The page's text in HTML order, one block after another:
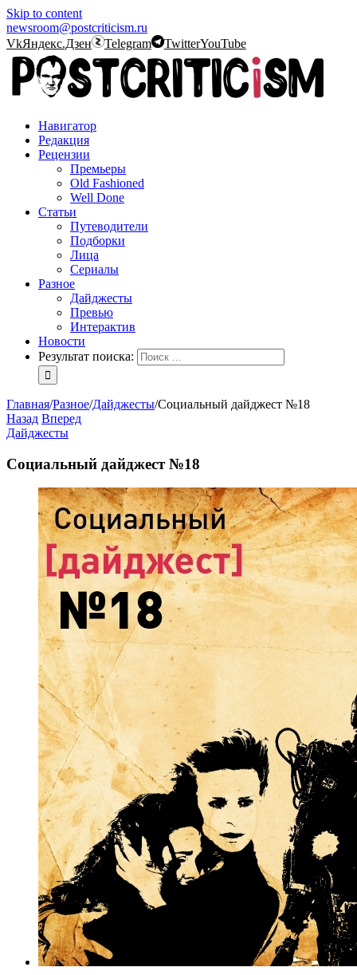
Skip to content
newsroom@postcriticism.ru
VkЯндекс.Дзен Telegram TwitterYouTube
Навигатор
Редакция
Рецензии
Премьеры
Old Fashioned
Well Done
Статьи
Путеводители
Подборки
Лица
Сериалы
Разное
Дайджесты
Превью
Интерактив
Новости
Результат поиска:
Главная/Разное/Дайджесты/Социальный дайджест №18
Назад Вперед
Дайджесты
Социальный дайджест №18